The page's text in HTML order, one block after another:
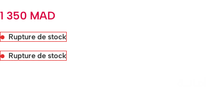
1 350 MAD
Rupture de stock
Rupture de stock